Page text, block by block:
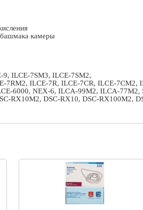
камеры
ILCE-7SM3, ILCE-7SM2,
ILCE-7R, ILCE-7CR, ILCE-7CM2,
6000, NEX-6, ILCA-99M2, ILCA-77M2,
RX10M2, DSC-RX10, DSC-RX100M2,